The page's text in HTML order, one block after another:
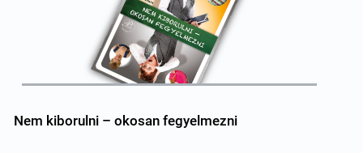
Nem kiborulni – okosan fegyelmezni